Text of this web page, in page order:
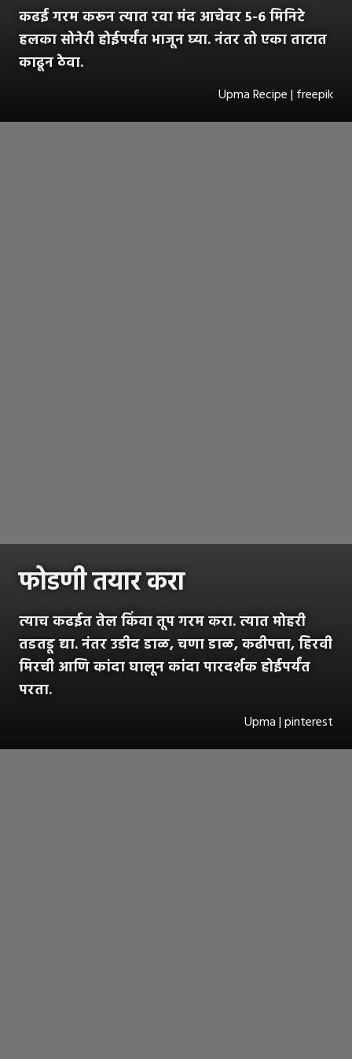
कढई गरम करून त्यात रवा मंद आचेवर 5-6 मिनिटे
हलका सोनेरी होईपर्यंत भाजून घ्या. नंतर तो एका ताटात
काढून ठेवा.
Upma Recipe | freepik
फोडणी तयार करा
त्याच कढईत तेल किंवा तूप गरम करा. त्यात मोहरी
तडतडू द्या. नंतर उडीद डाळ, चणा डाळ, कढीपत्ता, हिरवी
मिरची आणि कांदा घालून कांदा पारदर्शक होईपर्यंत
परता.
Upma | pinterest